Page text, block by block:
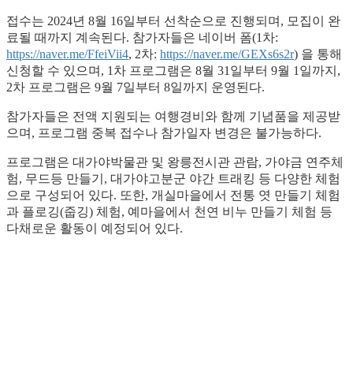
접수는 2024년 8월 16일부터 선착순으로 진행되며, 모집이 완
료될 때까지 계속된다. 참가자들은 네이버 폼(1차:
https://naver.me/FfeiVii4, 2차: https://naver.me/GEXs6s2r) 을 통해
신청할 수 있으며, 1차 프로그램은 8월 31일부터 9월 1일까지,
2차 프로그램은 9월 7일부터 8일까지 운영된다.
참가자들은 전액 지원되는 여행경비와 함께 기념품을 제공받
으며, 프로그램 중복 접수나 참가일자 변경은 불가능하다.
프로그램은 대가야박물관 및 왕릉전시관 관람, 가야금 연주체
험, 무드등 만들기, 대가야고분군 야간 트래킹 등 다양한 체험
으로 구성되어 있다. 또한, 개실마을에서 전통 엿 만들기 체험
과 플로깅(줍깅) 체험, 예마을에서 천연 비누 만들기 체험 등
다채로운 활동이 예정되어 있다.